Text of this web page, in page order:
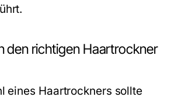
den richtigen Haartrockner
eines Haartrockners sollte